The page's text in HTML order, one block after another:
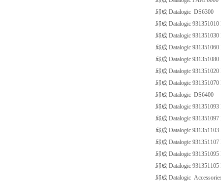
邱成 Datalogic DS6300
邱成 Datalogic
邱成 Datalogic
邱成 Datalogic
邱成 Datalogic
邱成 Datalogic
邱成 Datalogic
邱成 Datalogic DS6400
邱成 Datalogic
邱成 Datalogic
邱成 Datalogic
邱成 Datalogic
邱成 Datalogic
邱成 Datalogic
邱成 Datalogic